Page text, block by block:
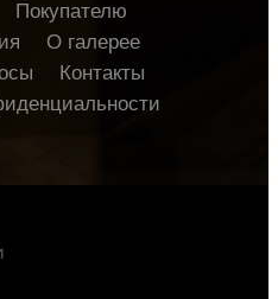
Покупателю
О галерее
Контакты